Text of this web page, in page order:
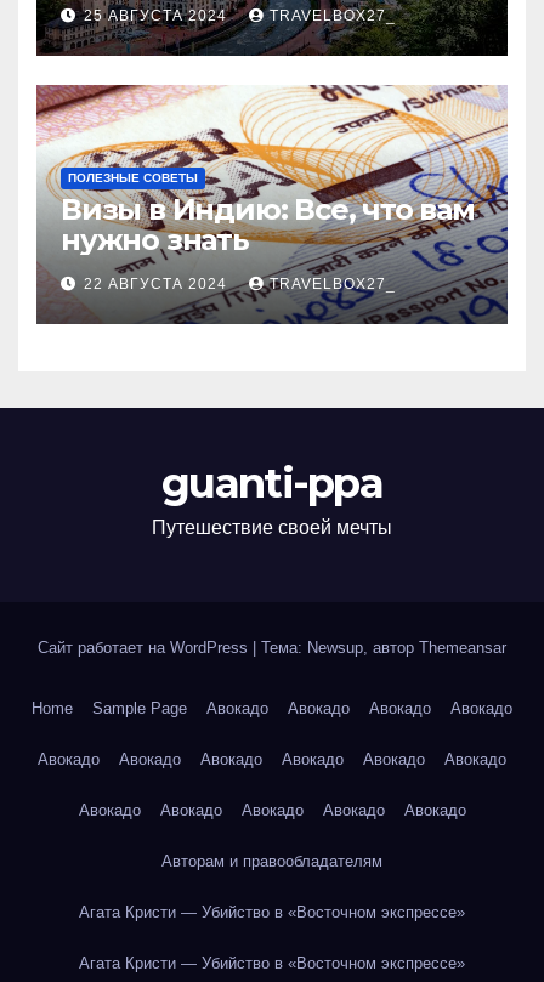
25 АВГУСТА 2024 TRAVELBOX27_
ПОЛЕЗНЫЕ СОВЕТЫ
Визы в Индию: Все, что вам
нужно знать
22 АВГУСТА 2024 TRAVELBOX27_
guanti-ppa
Путешествие своей мечты
Сайт работает на WordPress Тема: Newsup, автор Themeansar
Home Sample Page Авокадо Авокадо Авокадо Авокадо
Авокадо Авокадо Авокадо Авокадо Авокадо Авокадо
Авокадо Авокадо Авокадо Авокадо Авокадо
Авторам и правообладателям
Агата Кристи — Убийство в «Восточном экспрессе»
Агата Кристи — Убийство в «Восточном экспрессе»